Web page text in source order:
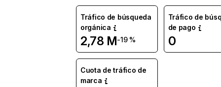
Tráfico de búsqueda
orgánica
2,78 M-19 %
Tráfico de
de pago
0
Cuota de tráfico de
marca